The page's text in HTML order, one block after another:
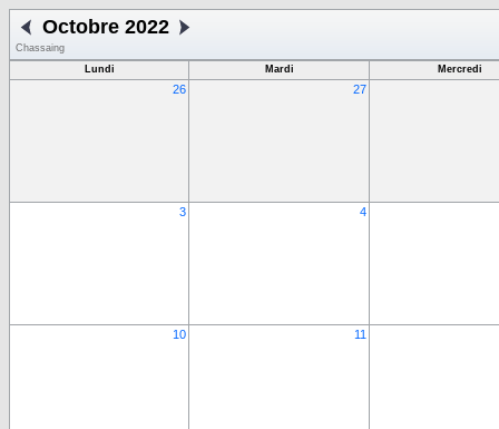
Octobre 2022
Chassaing
Lundi
Mardi Mercredi
26 27
3 4
10 11